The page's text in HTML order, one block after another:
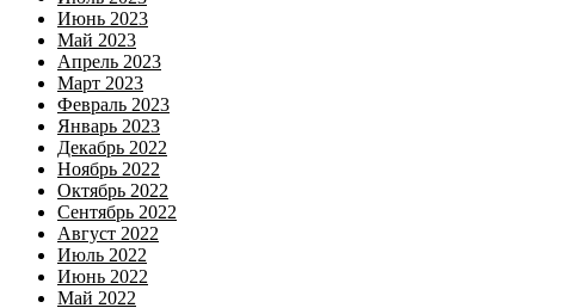
Июнь 2023
Май 2023
Апрель 2023
Март 2023
Февраль 2023
Январь 2023
Декабрь 2022
Ноябрь 2022
Октябрь 2022
Сентябрь 2022
Август 2022
Июль 2022
Июнь 2022
Май 2022